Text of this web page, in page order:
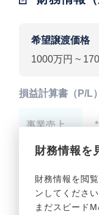
希望譲渡価格
1000万円 ~
財務情報を
財務情報を閲
ンしてください
まだスピード
損益計算書（P/L）
事業売上
事業利益
貸借対照表（B/S